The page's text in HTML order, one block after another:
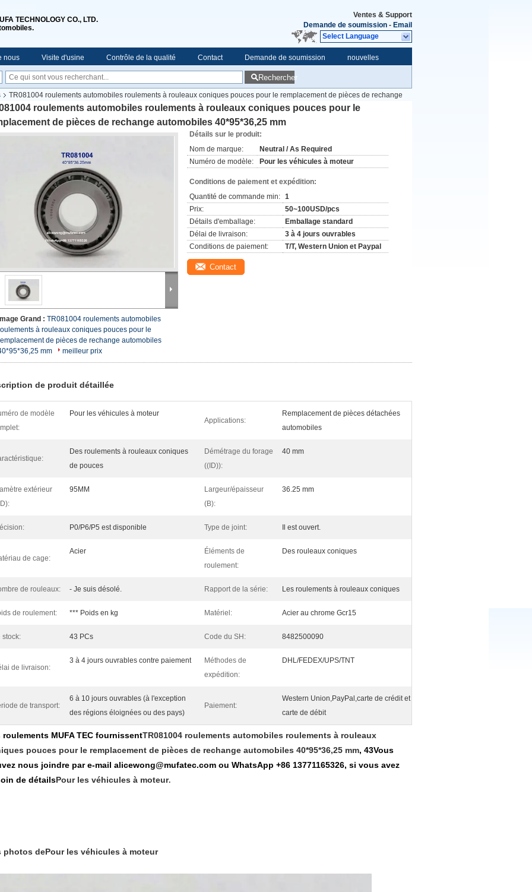
TECHNOLOGY CO., LTD.
Ventes & Support
Demande de soumission - Email
Select Language
nous Visite d'usine Contrôle de la qualité Contact Demande de soumission nouvelles
Rechercher
TR081004 roulements automobiles roulements à rouleaux coniques pouces pour le remplacement de pièces de rechange
roulements automobiles roulements à rouleaux coniques pouces pour le
de pièces de rechange automobiles 40*95*36,25 mm
Grand : TR081004 roulements automobiles
à rouleaux coniques pouces pour le
de pièces de rechange automobiles
mm
meilleur prix
Détails sur le produit:
Nom de marque:
Neutral / As Required
Numéro de modèle:
Pour les véhicules à moteur
Conditions de paiement et expédition:
Quantité de commande min: 1
Prix:
50~100USD/pcs
Détails d'emballage:
Emballage standard
Délai de livraison:
3 à 4 jours ouvrables
Conditions de paiement:
T/T, Western Union et Paypal
Contact
de produit détaillée
de modèle
Pour les véhicules à moteur
Applications:
Remplacement de pièces détachées
automobiles
Des roulements à rouleaux coniques
de pouces
Démétrage du forage
((ID)):
40 mm
extérieur
95MM
Largeur/épaisseur
(B):
36.25 mm
P0/P6/P5 est disponible Type de joint: Il est ouvert.
de cage:
Acier
Éléments de
roulement:
Des rouleaux coniques
de rouleaux: - Je suis désolé. Rapport de la série: Les roulements à rouleaux coniques
de roulement: *** Poids en kg Matériel: Acier au chrome Gcr15
stock: 43 PCs Code du SH: 8482500090
de livraison:
3 à 4 jours ouvrables contre paiement
Méthodes de
expédition:
DHL/FEDEX/UPS/TNT
de transport:
6 à 10 jours ouvrables (à l'exception
des régions éloignées ou des pays)
Paiement:
Western Union,PayPal,carte de crédit et
carte de débit
roulements MUFA TEC fournissentTR081004 roulements automobiles roulements à rouleaux
pouces pour le remplacement de pièces de rechange automobiles 40*95*36,25 mm, 43Vous
nous joindre par e-mail alicewong@mufatec.com ou WhatsApp +86 13771165326, si vous avez
de détailsPour les véhicules à moteur.
photos dePour les véhicules à moteur